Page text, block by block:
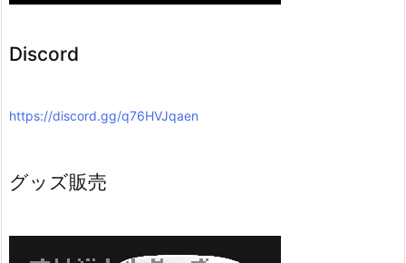
Discord
https://discord.gg/q76HVJqaen
グッズ販売